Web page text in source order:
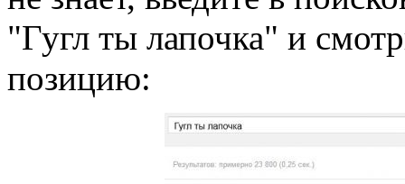
"Гугл ты лапочка" и
позицию: